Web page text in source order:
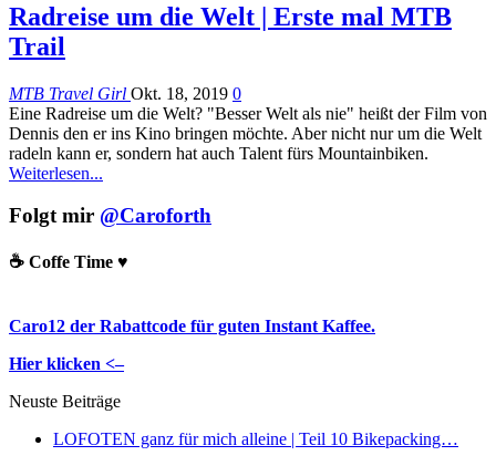
Radreise um die Welt | Erste mal MTB
Trail
MTB Travel Girl Okt. 18, 2019 0
Eine Radreise um die Welt? "Besser Welt als nie" heißt der Film von
Dennis den er ins Kino bringen möchte. Aber nicht nur um die Welt
radeln kann er, sondern hat auch Talent fürs Mountainbiken.
Weiterlesen...
Folgt mir @Caroforth
☕️ Coffe Time ♥️
Caro12 der Rabattcode für guten Instant Kaffee.
Hier klicken <–
Neuste Beiträge
LOFOTEN ganz für mich alleine | Teil 10 Bikepacking…